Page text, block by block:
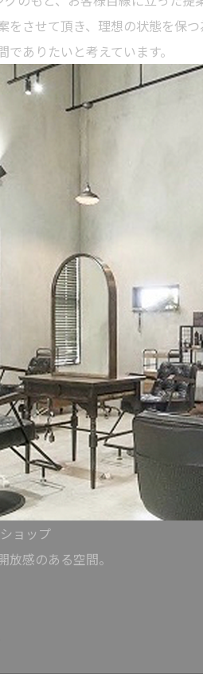
をさせて頂き、理想の状態を保
ありたいと考えています。
ョップ
感のある空間。